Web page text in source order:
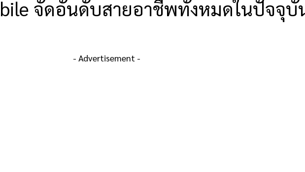
จัดอันดับสายอาชีพทั้งหมดในปัจจุบั
- Advertisement -